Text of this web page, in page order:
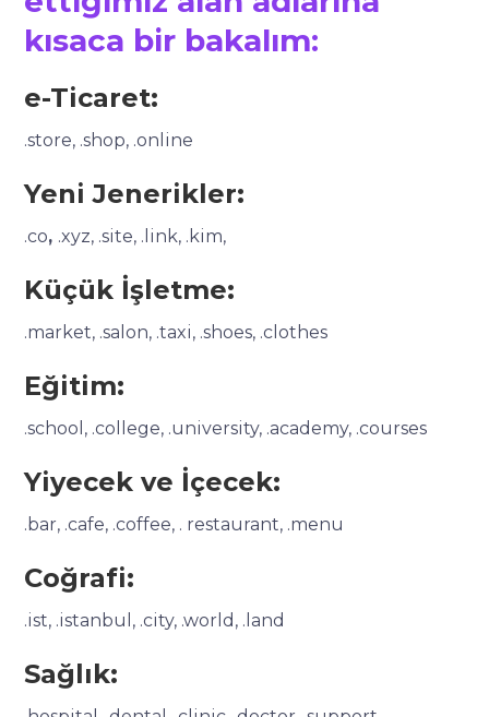
kısaca bir bakalım:
e-Ticaret:
.store, .shop, .online
Yeni Jenerikler:
.co, .xyz, .site, .link, .kim,
Küçük İşletme:
.market, .salon, .taxi, .shoes, .clothes
Eğitim:
.school, .college, .university, .academy, .courses
Yiyecek ve İçecek:
.bar, .cafe, .coffee, . restaurant, .menu
Coğrafi:
.ist, .istanbul, .city, .world, .land
Sağlık: